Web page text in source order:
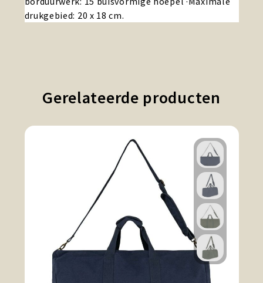
drukgebied: 20 x 18 cm.
Gerelateerde producten